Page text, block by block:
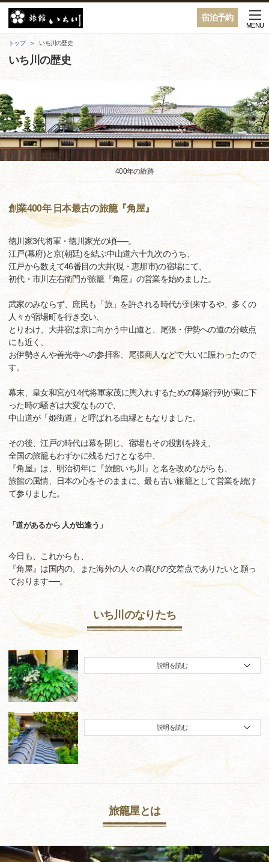
宿泊予約
MENU
トップ いち川の歴史
いち川の歴史
400年の旅路
創業400年 日本最古の旅籠『角屋』
徳川家3代将軍・徳川家光の頃──。
江戸(幕府)と京(朝廷)を結ぶ中山道六十九次のうち、
江戸から数えて46番目の大井(現・恵那市)の宿場にて、
初代・市川左右衛門が旅籠『角屋』の営業を始めました。
武家のみならず、庶民も「旅」を許される時代が到来するや、多くの
人々が宿場町を行き交い、
とりわけ、大井宿は京に向かう中山道と、尾張・伊勢への道の分岐点
にも近く、
お伊勢さんや善光寺への参拝客、尾張商人などで大いに賑わったので
す。
幕末、皇女和宮が14代将軍家茂に輿入れするための降嫁行列が東に下
った時の騒ぎは大変なもので、
中山道が「姫街道」と呼ばれる由縁ともなりました。
その後、江戸の時代は幕を閉じ、宿場もその役割を終え、
全国の旅籠もわずかに残るだけとなる中、
『角屋』は、明治初年に『旅館いち川』と名を改めながらも、
旅館の風情、日本の心をそのままに、最も古い旅籠として営業を続け
て参りました。
「道があるから 人が出逢う」
今日も、これからも、
『角屋』は国内の、また海外の人々の喜びの交差点でありたいと願っ
ております──。
いち川のなりたち
説明を読む
説明を読む
旅籠屋とは